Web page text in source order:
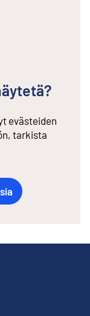
evästeiden
tarkista